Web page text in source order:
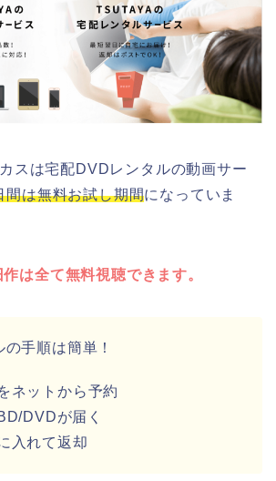
スは宅配DVDレンタルの動画サー
間は無料お試し期間になっていま
は全て無料視聴できます。
手順は簡単！
ネットから予約
DVDが届く
入れて返却